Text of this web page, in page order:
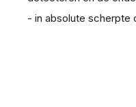
- in absolute scherpte